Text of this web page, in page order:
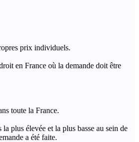
prix individuels.
en France où la demande doit être
toute la France.
plus élevée et la plus basse au sein de
a été faite.